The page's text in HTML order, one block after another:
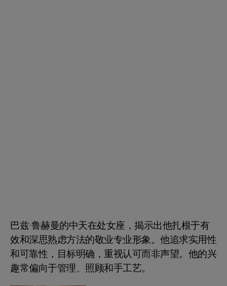
巴兹·鲁赫曼的中天在处女座，揭示出他扎根于有
效和深思熟虑方法的敬业专业形象。他追求实用性
和可靠性，目标明确，重视认可而非声望。他的兴
趣常偏向于管理、照顾和手工艺。